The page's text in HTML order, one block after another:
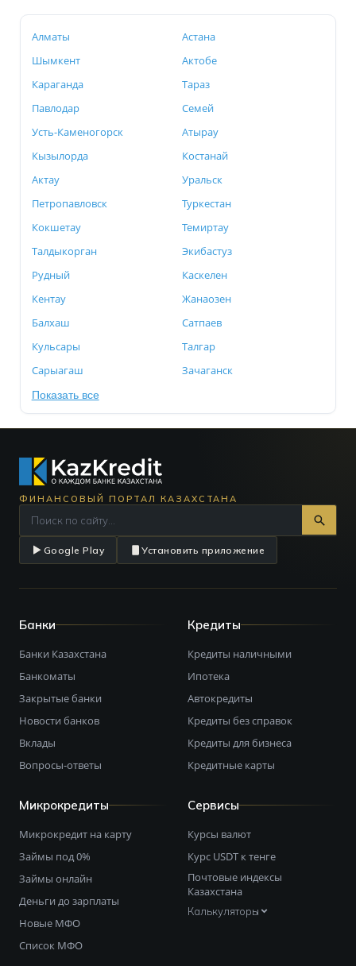
Алматы
Астана
Шымкент
Актобе
Караганда
Тараз
Павлодар
Семей
Усть-Каменогорск
Атырау
Кызылорда
Костанай
Актау
Уральск
Петропавловск
Туркестан
Кокшетау
Темиртау
Талдыкорган
Экибастуз
Рудный
Каскелен
Кентау
Жанаозен
Балхаш
Сатпаев
Кульсары
Талгар
Сарыагаш
Зачаганск
Показать все
ФИНАНСОВЫЙ ПОРТАЛ КАЗАХСТАНА
Google Play Установить приложение
Банки
Банки Казахстана
Банкоматы
Закрытые банки
Новости банков
Вклады
Вопросы-ответы
Кредиты
Кредиты наличными
Ипотека
Автокредиты
Кредиты без справок
Кредиты для бизнеса
Кредитные карты
Микрокредиты
Микрокредит на карту
Займы под 0%
Займы онлайн
Деньги до зарплаты
Новые МФО
Список МФО
Сервисы
Курсы валют
Курс USDT к тенге
Почтовые индексы
Казахстана
Калькуляторы